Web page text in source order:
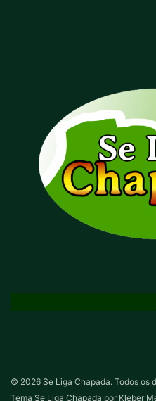
© 2026 Se Liga Chapada. Todos os
Tema Se Liga Chapada por Kleber